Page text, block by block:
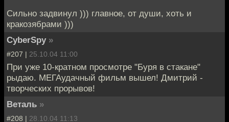
Сильно задвинул ))) главное, от души, хоть и
кракозябрами )))
CyberSpy »
#207 | 25.10.04 11:00
При уже 10-кратном просмотре "Буря в стакане"
рыдаю. МЕГАудачный фильм вышел! Дмитрий -
творческих прорывов!
Веталь »
#208 | 28.10.04 11:13